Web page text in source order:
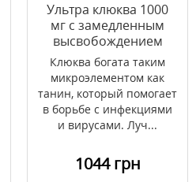
Ультра клюква 1000
мг с замедленным
высвобождением
Ultra Cranberry
Natures Plus 120
таблеток
Клюква богата таким
микроэлементом как
танин, который помогает
в борьбе с инфекциями
и вирусами. Луч...
1044 грн